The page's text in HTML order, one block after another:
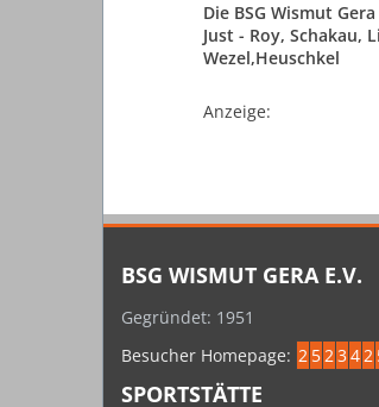
Die BSG Wismut
Just - Roy, Schakau,
Wezel,Heuschkel
Anzeige:
BSG WISMUT GERA E.V.
Gegründet: 1951
Besucher Homepage: 2 523 42
SPORTSTÄTTE